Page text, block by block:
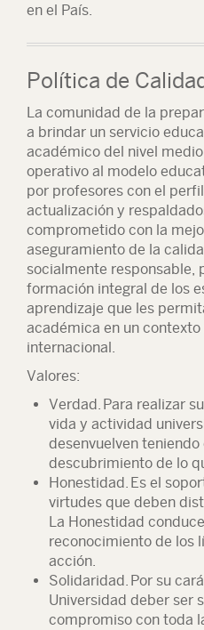
en el País.
Política de
La comunidad de la
a brindar un servicio
académico del nivel
operativo al modelo
por profesores con el
actualización y
comprometido con la
aseguramiento de la
socialmente responsable,
formación integral de los
aprendizaje que les
académica en un contexto
internacional.
Valores:
Verdad. Para realizar
vida y actividad
desenvuelven
descubrimiento de lo
Honestidad. Es el
virtudes que deben
La Honestidad
reconocimiento de los
acción.
Solidaridad. Por su
Universidad deber ser
compromiso con toda